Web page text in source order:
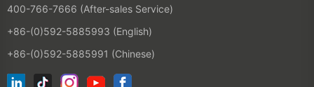
400-766-7666 (After-sales Service)
+86-(0)592-5885993 (English)
+86-(0)592-5885991 (Chinese)